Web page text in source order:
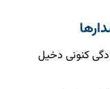
کنونی دخیل